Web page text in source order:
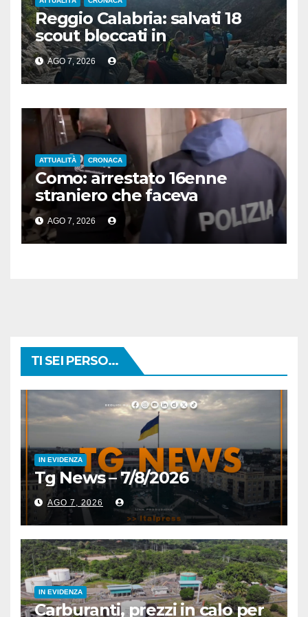
Reggio Calabria: salvati 18
scout bloccati in
Aspromonte, 2 recuperati in
elicottero
AGO 7, 2026
ATTUALITÀ CRONACA
Como: arrestato 16enne
straniero che faceva
propaganda all’Isis
AGO 7, 2026
TI SEI PERSO...
IN EVIDENZA
Tg News – 7/8/2026
AGO 7, 2026
IN EVIDENZA
Carburanti, prezzi in calo per